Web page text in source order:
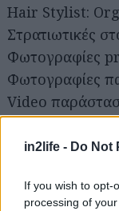
in2life - Do Not
If you wish to opt-
processing of
Hair Stylist:
Στρατιωτικές
Φωτογραφίες
Φωτογραφίες
Video
Σχεδιασμός
Προβολή και
Παραγωγή: